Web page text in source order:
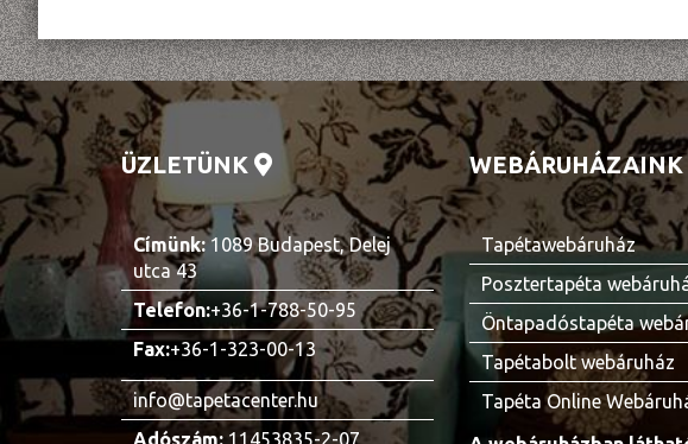
ÜZLETÜNK
Címünk: 1089 Budapest, Delej
utca 43
Telefon:+36-1-788-50-95
Fax:+36-1-323-00-13
info@tapetacenter.hu
Adószám: 11453835-2-07
WEBÁRUHÁZAINK
Tapétawebáruház
Posztertapéta
Öntapadóstapéta
Tapétabolt webáruház
Tapéta Online